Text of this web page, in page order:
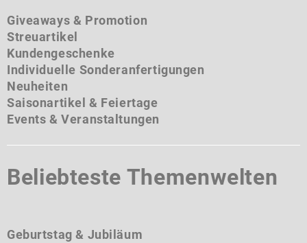
Giveaways & Promotion
Streuartikel
Kundengeschenke
Individuelle Sonderanfertigungen
Neuheiten
Saisonartikel & Feiertage
Events & Veranstaltungen
Beliebteste Themenwelten
Geburtstag & Jubiläum